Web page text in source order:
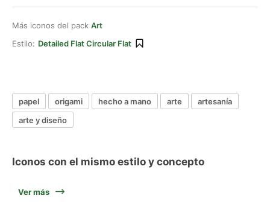
Más iconos del pack Art
Estilo: Detailed Flat Circular Flat
papel origami hecho a mano arte
artesanía
arte y diseño
Iconos con el mismo estilo y concepto
Ver más